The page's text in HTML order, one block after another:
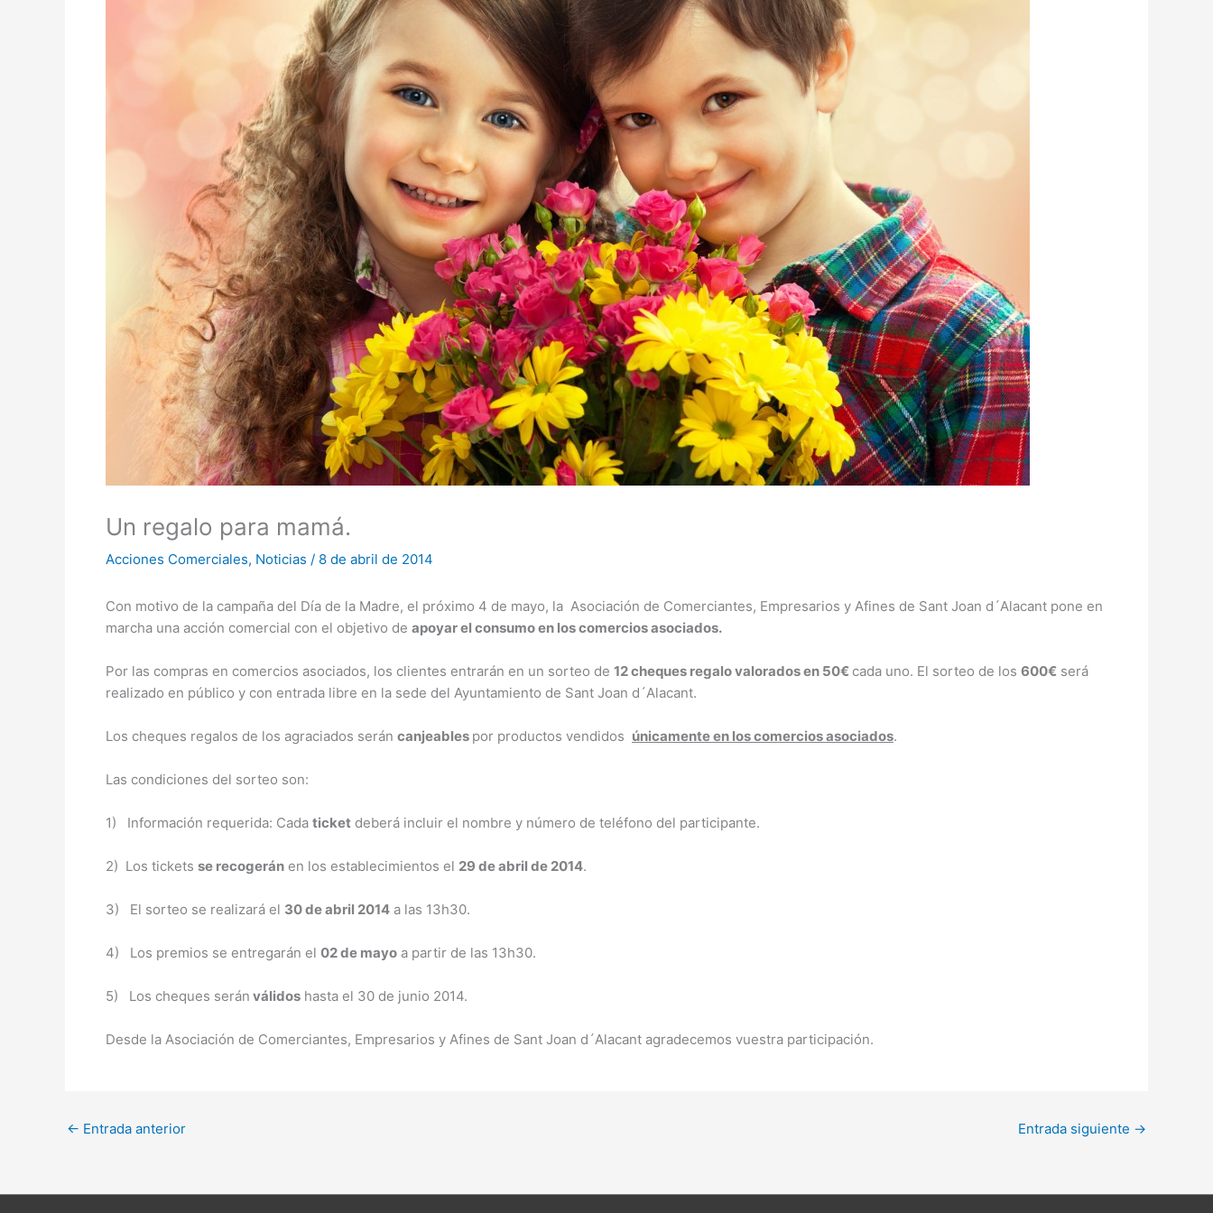
Un regalo para mamá.
Acciones Comerciales, Noticias / 8 de abril de 2014
Con motivo de la campaña del Día de la Madre, el próximo 4 de mayo, la Asociación de Comerciantes, Empresarios y Afines de Sant Joan d´Alacant pone en
marcha una acción comercial con el objetivo de apoyar el consumo en los comercios asociados.
Por las compras en comercios asociados, los clientes entrarán en un sorteo de 12 cheques regalo valorados en 50€ cada uno. El sorteo de los 600€ será
realizado en público y con entrada libre en la sede del Ayuntamiento de Sant Joan d´Alacant.
Los cheques regalos de los agraciados serán canjeables por productos vendidos únicamente en los comercios asociados.
Las condiciones del sorteo son:
1) Información requerida: Cada ticket deberá incluir el nombre y número de teléfono del participante.
2) Los tickets se recogerán en los establecimientos el 29 de abril de 2014.
3) El sorteo se realizará el 30 de abril 2014 a las 13h30.
4) Los premios se entregarán el 02 de mayo a partir de las 13h30.
5) Los cheques serán válidos hasta el 30 de junio 2014.
Desde la Asociación de Comerciantes, Empresarios y Afines de Sant Joan d´Alacant agradecemos vuestra participación.
← Entrada anterior Entrada siguiente →